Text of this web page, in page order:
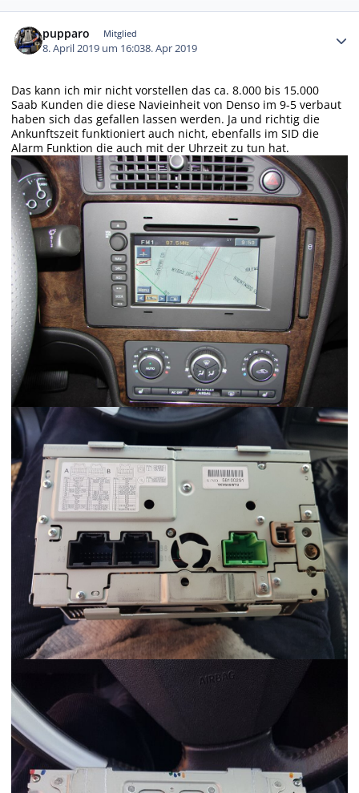
pupparo Mitglied
8. April 2019 um 16:038. Apr 2019
Das kann ich mir nicht vorstellen das ca. 8.000 bis 15.000
Saab Kunden die diese Navieinheit von Denso im 9-5 verbaut
haben sich das gefallen lassen werden. Ja und richtig die
Ankunftszeit funktioniert auch nicht, ebenfalls im SID die
Alarm Funktion die auch mit der Uhrzeit zu tun hat.